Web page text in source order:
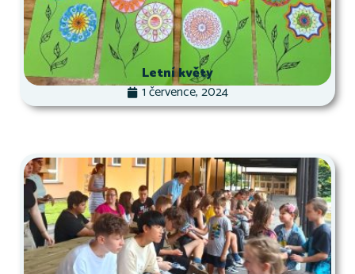
Letní květy
1 července, 2024